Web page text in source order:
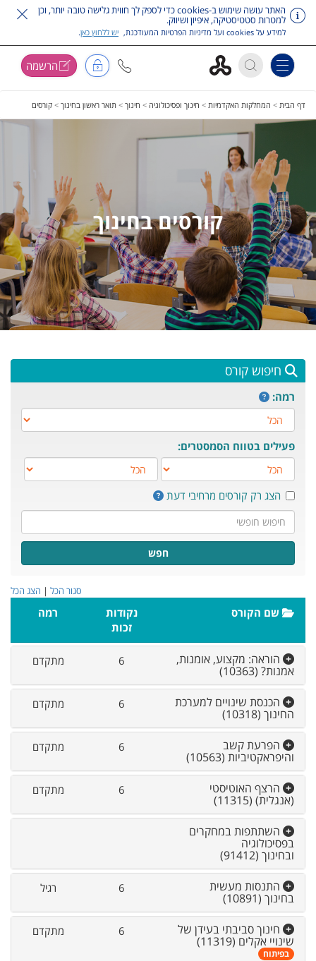
האתר עושה שימוש ב-cookies כדי לספק לך חווית גלישה טובה יותר, וכן
למטרות סטטיסטיקה, איפיון ושיווק.
למידע על cookies ועל מדיניות הפרטיות המעודכנת, יש ללחוץ כאן.
Toggle navigation הרשמה
דף הבית > המחלקות האקדמיות > חינוך ופסיכולוגיה > חינוך > תואר ראשון בחינוך > קורסים
קורסים בחינוך
חיפוש קורס
רמה:
פעילים בטווח הסמסטרים:
מ-
עד-
הצג רק קורסים מרחיבי דעת
חיפוש חופשי
חפש
סגור הכל | הצג הכל
שם הקורס
נקודות
זכות
רמה
הוראה: מקצוע, אומנות,
אמנות? (10363)
6 מתקדם
הכנסת שינויים למערכת
החינוך (10318)
6 מתקדם
הפרעת קשב
והיפראקטיביות (10563)
6 מתקדם
הרצף האוטיסטי
(אנגלית) (11315)
6 מתקדם
השתתפות במחקרים
בפסיכולוגיה
ובחינוך (91412)
התנסות מעשית
בחינוך (10891)
6 רגיל
חינוך סביבתי בעידן של
שינויי אקלים (11319)
בפיתוח
6 מתקדם